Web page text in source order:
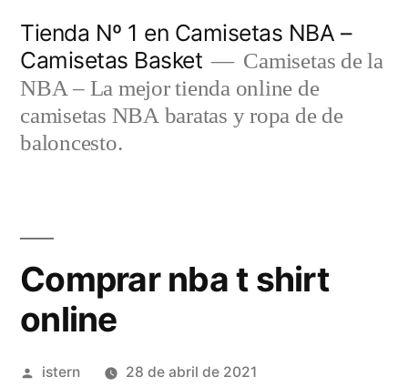
contenido
Tienda Nº 1 en Camisetas NBA –
Camisetas Basket
Camisetas de la
NBA – La mejor tienda online de
camisetas NBA baratas y ropa de de
baloncesto.
Comprar nba t shirt
online
Publicado
istern 28 de abril de 2021